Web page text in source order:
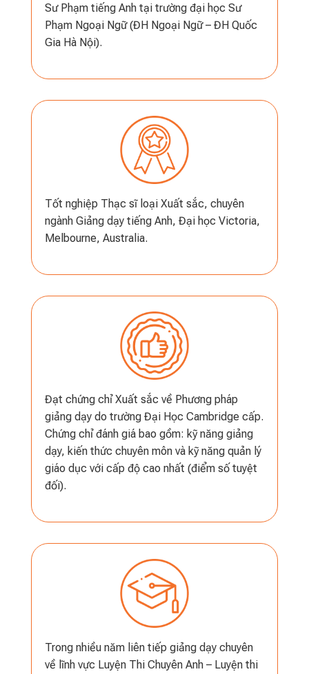
Sư Phạm tiếng Anh tại trường đại học Sư
Phạm Ngoại Ngữ (ĐH Ngoại Ngữ – ĐH Quốc
Gia Hà Nội).
Tốt nghiệp Thạc sĩ loại Xuất sắc, chuyên
ngành Giảng dạy tiếng Anh, Đại học Victoria,
Melbourne, Australia.
Đạt chứng chỉ Xuất sắc về Phương pháp
giảng dạy do trường Đại Học Cambridge cấp.
Chứng chỉ đánh giá bao gồm: kỹ năng giảng
dạy, kiến thức chuyên môn và kỹ năng quản lý
giáo dục với cấp độ cao nhất (điểm số tuyệt
đối).
Trong nhiều năm liên tiếp giảng dạy chuyên
về lĩnh vực Luyện Thi Chuyên Anh – Luyện thi